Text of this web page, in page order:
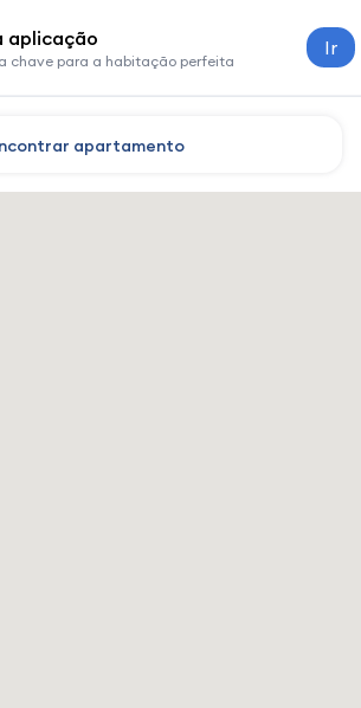
aplicação
chave para a habitação perfeita
Ir
apartamento
e alojamento